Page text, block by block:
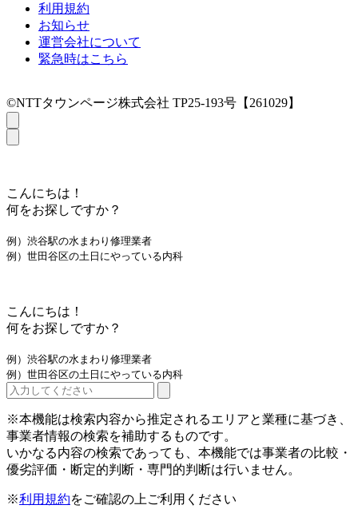
利用規約
お知らせ
運営会社について
緊急時はこちら
©NTTタウンページ株式会社 TP25-193号【261029】
こんにちは！
何をお探しですか？
例）渋谷駅の水まわり修理業者
例）世田谷区の土日にやっている内科
こんにちは！
何をお探しですか？
例）渋谷駅の水まわり修理業者
例）世田谷区の土日にやっている内科
※本機能は検索内容から推定されるエリアと業種に基づき、
事業者情報の検索を補助するものです。
いかなる内容の検索であっても、本機能では事業者の比較・
優劣評価・断定的判断・専門的判断は行いません。
※利用規約をご確認の上ご利用ください